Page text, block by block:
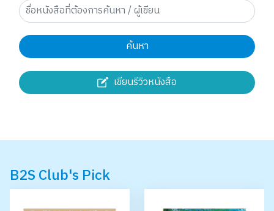
ค้นหา
เขียนรีวิวหนังสือ
B2S Club's Pick